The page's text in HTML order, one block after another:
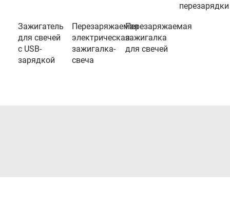
перезарядки
Зажигатель
для свечей
с USB-
зарядкой
Перезаряжаемая
электрическая
зажигалка-
свеча
Перезаряжаемая
зажигалка
для свечей